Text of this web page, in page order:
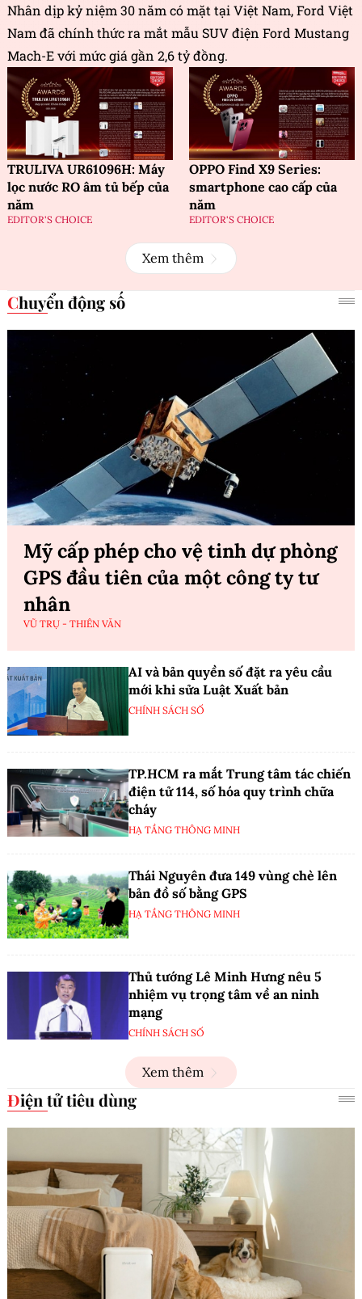
Nhân dịp kỷ niệm 30 năm có mặt tại Việt Nam, Ford Việt
Nam đã chính thức ra mắt mẫu SUV điện Ford Mustang
Mach-E với mức giá gần 2,6 tỷ đồng.
TRULIVA UR61096H: Máy
lọc nước RO âm tủ bếp của
năm
EDITOR'S CHOICE
OPPO Find X9 Series:
smartphone cao cấp của
năm
EDITOR'S CHOICE
Xem thêm
Chuyển động số
Mỹ cấp phép cho vệ tinh dự phòng
GPS đầu tiên của một công ty tư
nhân
VŨ TRỤ - THIÊN VĂN
AI và bản quyền số đặt ra yêu cầu
mới khi sửa Luật Xuất bản
CHÍNH SÁCH SỐ
TP.HCM ra mắt Trung tâm tác chiến
điện tử 114, số hóa quy trình chữa
cháy
HẠ TẦNG THÔNG MINH
Thái Nguyên đưa 149 vùng chè lên
bản đồ số bằng GPS
HẠ TẦNG THÔNG MINH
Thủ tướng Lê Minh Hưng nêu 5
nhiệm vụ trọng tâm về an ninh
mạng
CHÍNH SÁCH SỐ
Xem thêm
Điện tử tiêu dùng